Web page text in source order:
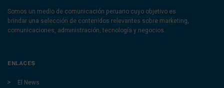
Somos un medio de comunicación peruano cuyo objetivo es
brindar una selección de contenidos relevantes sobre marketing,
comunicaciones, administración, tecnología y negocios.
ENLACES
El News